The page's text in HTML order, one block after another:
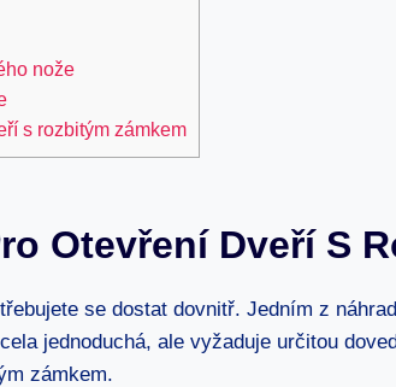
nože
s rozbitým zámkem
Otevření Dveří S
se dostat dovnitř. Jedním z
jednoduchá, ale vyžaduje určitou
zámkem.